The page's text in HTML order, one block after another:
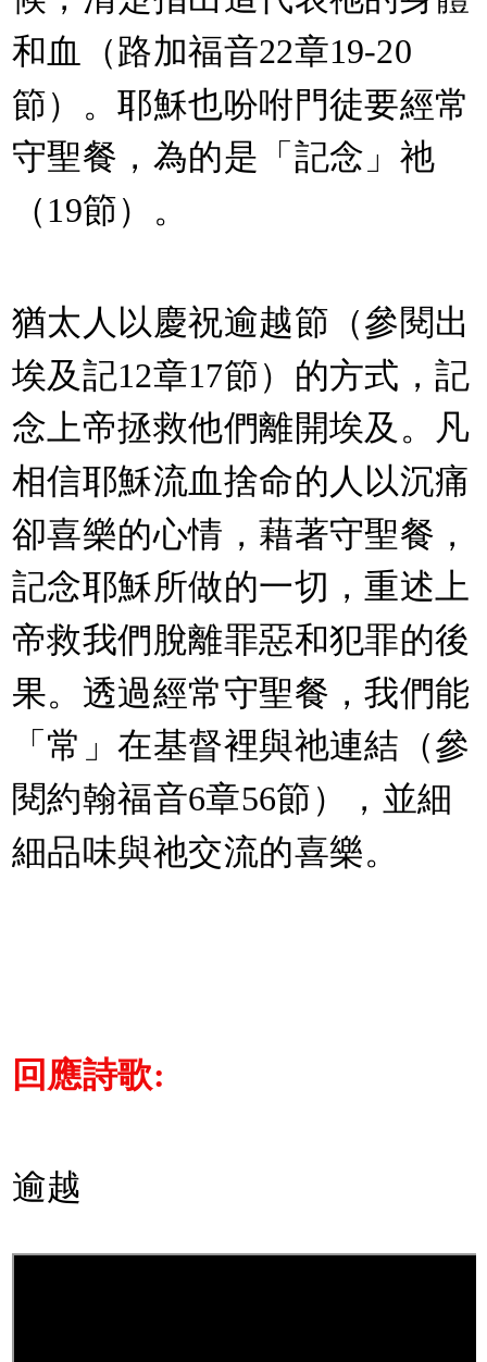
和血（路加福音22章19-20
節）。耶穌也吩咐門徒要經常
守聖餐，為的是「記念」祂
（19節）。
猶太人以慶祝逾越節（參閱出
埃及記12章17節）的方式，記
念上帝拯救他們離開埃及。凡
相信耶穌流血捨命的人以沉痛
卻喜樂的心情，藉著守聖餐，
記念耶穌所做的一切，重述上
帝救我們脫離罪惡和犯罪的後
果。透過經常守聖餐，我們能
「常」在基督裡與祂連結（參
閱約翰福音6章56節），並細
細品味與祂交流的喜樂。
回應詩歌:
逾越